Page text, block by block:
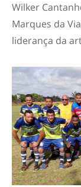
Wilker
Marques da
liderança da